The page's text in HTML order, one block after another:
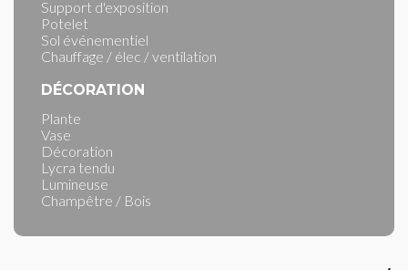
Support d'exposition
Potelet
Sol événementiel
Chauffage / élec / ventilation
DÉCORATION
Plante
Vase
Décoration
Lycra tendu
Lumineuse
Champêtre / Bois